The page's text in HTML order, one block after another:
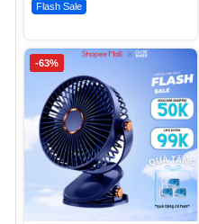
Flash Sale
-63%